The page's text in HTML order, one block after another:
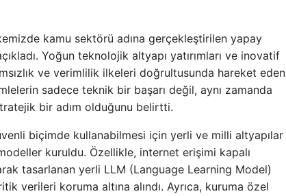
kamu sektörü adına gerçekleştirilen yapay
Yoğun teknolojik altyapı yatırımları ve inovatif
ve verimlilik ilkeleri doğrultusunda hareket eden
sadece teknik bir başarı değil, aynı zamanda
bir adım olduğunu belirtti.
biçimde kullanabilmesi için yerli ve milli altyapılar
kuruldu. Özellikle, internet erişimi kapalı
tasarlanan yerli LLM (Language Learning Model)
verileri koruma altına alındı. Ayrıca, kuruma özel